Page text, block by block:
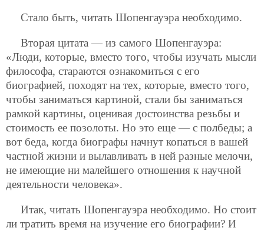
Стало быть, читать Шопенгауэра необходимо.
Вторая цитата — из самого Шопенгауэра:
«Люди, которые, вместо того, чтобы изучать мысли
философа, стараются ознакомиться с его
биографией, походят на тех, которые, вместо того,
чтобы заниматься картиной, стали бы заниматься
рамкой картины, оценивая достоинства резьбы и
стоимость ее позолоты. Но это еще — с полбеды; а
вот беда, когда биографы начнут копаться в вашей
частной жизни и вылавливать в ней разные мелочи,
не имеющие ни малейшего отношения к научной
деятельности человека».
Итак, читать Шопенгауэра необходимо. Но стоит
ли тратить время на изучение его биографии? И